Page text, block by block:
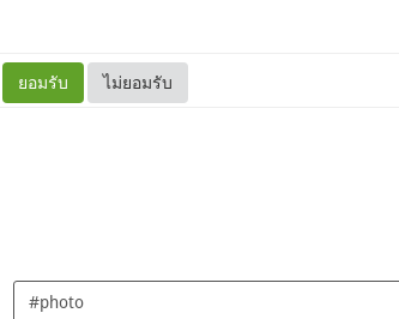
ยอมรับ ไม่ยอมรับ